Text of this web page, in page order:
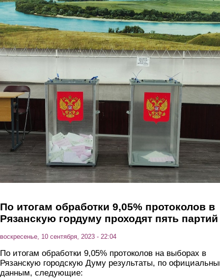
Перейти к основному содержанию
По итогам обработки 9,05% протоколов в
Рязанскую гордуму проходят пять партий
воскресенье, 10 сентября, 2023 - 22:04
По итогам обработки 9,05% протоколов на выборах в
Рязанскую городскую Думу результаты, по
данным, следующие: